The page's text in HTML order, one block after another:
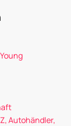
Autohändler,